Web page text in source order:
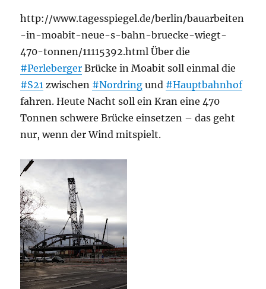
http://www.tagesspiegel.de/berlin/bauarbeiten
-in-moabit-neue-s-bahn-bruecke-wiegt-
470-tonnen/11115392.html Über die
#Perleberger Brücke in Moabit soll einmal die
#S21 zwischen #Nordring und #Hauptbahnhof
fahren. Heute Nacht soll ein Kran eine 470
Tonnen schwere Brücke einsetzen – das geht
nur, wenn der Wind mitspielt.